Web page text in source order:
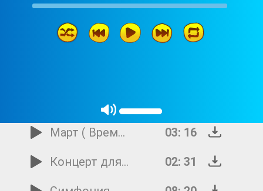
Прелюдия
Март ( Времена Года)
03: 16
Концерт для скрипки с оркестром "Осень" -2 ч
02: 31